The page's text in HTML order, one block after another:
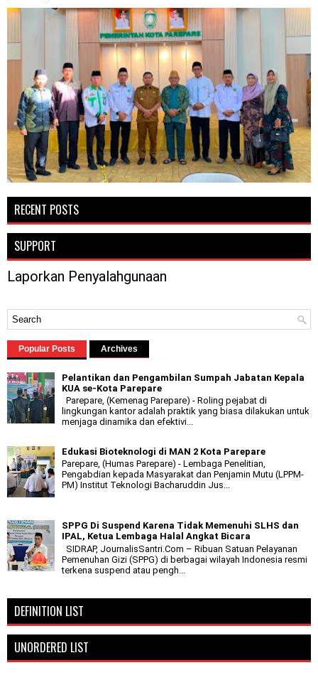
RECENT POSTS
SUPPORT
Laporkan Penyalahgunaan
Popular Posts Archives
Pelantikan dan Pengambilan Sumpah Jabatan Kepala
KUA se-Kota Parepare
Parepare, (Kemenag Parepare) - Roling pejabat di
lingkungan kantor adalah praktik yang biasa dilakukan untuk
menjaga dinamika dan efektivi...
Edukasi Bioteknologi di MAN 2 Kota Parepare
Parepare, (Humas Parepare) - Lembaga Penelitian,
Pengabdian kepada Masyarakat dan Penjamin Mutu (LPPM-
PM) Institut Teknologi Bacharuddin Jus...
SPPG Di Suspend Karena Tidak Memenuhi SLHS dan
IPAL, Ketua Lembaga Halal Angkat Bicara
SIDRAP, JournalisSantri.Com – Ribuan Satuan Pelayanan
Pemenuhan Gizi (SPPG) di berbagai wilayah Indonesia resmi
terkena suspend atau pengh...
DEFINITION LIST
UNORDERED LIST